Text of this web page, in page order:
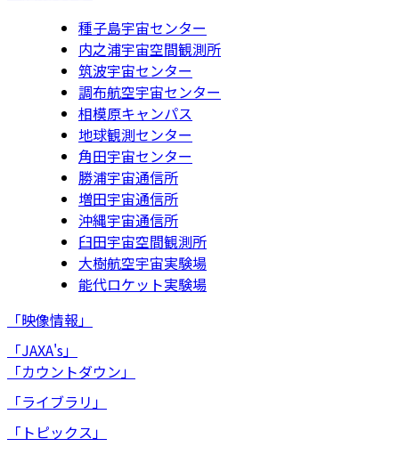
種子島宇宙センター
内之浦宇宙空間観測所
筑波宇宙センター
調布航空宇宙センター
相模原キャンパス
地球観測センター
角田宇宙センター
勝浦宇宙通信所
増田宇宙通信所
沖縄宇宙通信所
臼田宇宙空間観測所
大樹航空宇宙実験場
能代ロケット実験場
「映像情報」
「JAXA's」
「カウントダウン」
「ライブラリ」
「トピックス」